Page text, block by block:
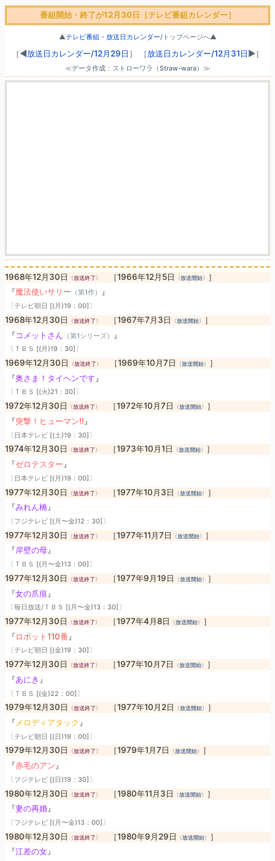
番組開始・終了が12月30日［テレビ番組カレンダー］
▲テレビ番組・放送日カレンダー/トップページへ▲
［◀放送日カレンダー/12月29日 ］ ［放送日カレンダー/12月31日▶］
≪データ作成：ストローワラ（Straw-wara）≫
1968年12月30日 〈放送終了〉 ［1966年12月5日 〈放送開始〉
］
『魔法使いサリー （第1作） 』
〔テレビ朝日 [(月)19：00]〕
1968年12月30日 〈放送終了〉 ［1967年7月3日 〈放送開始〉
］
『コメットさん （第1シリーズ） 』
〔ＴＢＳ [(月)19：30]〕
1969年12月30日 〈放送終了〉 ［1969年10月7日 〈放送開始〉
］
『奥さま！タイヘンです 』
〔ＴＢＳ [(火)21：30]〕
1972年12月30日 〈放送終了〉 ［1972年10月7日 〈放送開始〉
］
『突撃！ヒューマン!! 』
〔日本テレビ [(土)19：30]〕
1974年12月30日 〈放送終了〉 ［1973年10月1日 〈放送開始〉
］
『ゼロテスター 』
〔日本テレビ [(月)19：00]〕
1977年12月30日 〈放送終了〉 ［1977年10月3日 〈放送開始〉
］
『みれん橋』
〔フジテレビ [(月〜金)12：30]〕
1977年12月30日 〈放送終了〉 ［1977年11月7日 〈放送開始〉
］
『岸壁の母』
〔ＴＢＳ [(月〜金)13：00]〕
1977年12月30日 〈放送終了〉 ［1977年9月19日 〈放送開始〉
］
『女の爪痕 』
〔毎日放送/ＴＢＳ [(月〜金)13：30]〕
1977年12月30日 〈放送終了〉 ［1977年4月8日 〈放送開始〉
］
『ロボット110番 』
〔テレビ朝日 [(金)19：30]〕
1977年12月30日 〈放送終了〉 ［1977年10月7日 〈放送開始〉
］
『あにき 』
〔ＴＢＳ [(金)22：00]〕
1979年12月30日 〈放送終了〉 ［1977年10月2日 〈放送開始〉
］
『 メロディアタック 』
〔テレビ朝日 [(日)19：00]〕
1979年12月30日 〈放送終了〉 ［1979年1月7日 〈放送開始〉
］
『赤毛のアン 』
〔フジテレビ [(日)19：30]〕
1980年12月30日 〈放送終了〉 ［1980年11月3日 〈放送開始〉
］
『妻の再婚』
〔フジテレビ [(月〜金)13：00]〕
1980年12月30日 〈放送終了〉 ［1980年9月29日 〈放送開始〉
］
『江差の女』